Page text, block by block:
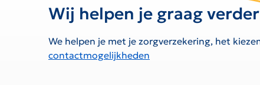
Wij helpen je graag verder
We helpen je met je zorgverzekering, het
contactmogelijkheden